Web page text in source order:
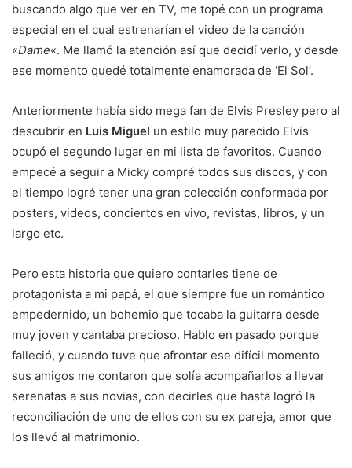
buscando algo que ver en TV, me topé con un programa
especial en el cual estrenarían el video de la canción
«Dame«. Me llamó la atención así que decidí verlo, y desde
ese momento quedé totalmente enamorada de ‘El Sol’.
Anteriormente había sido mega fan de Elvis Presley pero al
descubrir en Luis Miguel un estilo muy parecido Elvis
ocupó el segundo lugar en mi lista de favoritos. Cuando
empecé a seguir a Micky compré todos sus discos, y con
el tiempo logré tener una gran colección conformada por
posters, videos, conciertos en vivo, revistas, libros, y un
largo etc.
Pero esta historia que quiero contarles tiene de
protagonista a mi papá, el que siempre fue un romántico
empedernido, un bohemio que tocaba la guitarra desde
muy joven y cantaba precioso. Hablo en pasado porque
falleció, y cuando tuve que afrontar ese difícil momento
sus amigos me contaron que solía acompañarlos a llevar
serenatas a sus novias, con decirles que hasta logró la
reconciliación de uno de ellos con su ex pareja, amor que
los llevó al matrimonio.